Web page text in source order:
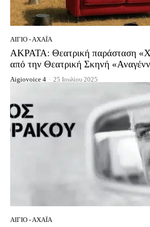
ΑΊΓΙΟ - ΑΧΑΪ́Α
ΑΚΡΑΤΑ: Θεατρική παράσταση
από την Θεατρική Σκηνή
Aigiovoice 4 - 25 Ιουλίου 2025
ΑΊΓΙΟ - ΑΧΑΪ́Α